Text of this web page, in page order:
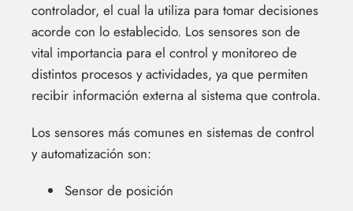
controlador, el cual la utiliza para tomar decisiones
acorde con lo establecido. Los sensores son de
vital importancia para el control y monitoreo de
distintos procesos y actividades, ya que permiten
recibir información externa al sistema que controla.
Los sensores más comunes en sistemas de control
y automatización son:
Sensor de posición